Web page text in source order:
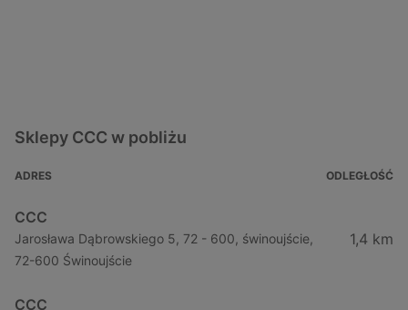
Sklepy CCC w pobliżu
ADRES ODLEGŁOŚĆ
CCC
Jarosława Dąbrowskiego 5, 72 - 600, świnoujście,
72-600 Świnoujście
1,4 km
CCC